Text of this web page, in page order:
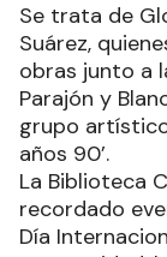
Se trata de
Suárez,
obras junto a
Parajón y
grupo
años 90’.
La Biblioteca
recordado
Día